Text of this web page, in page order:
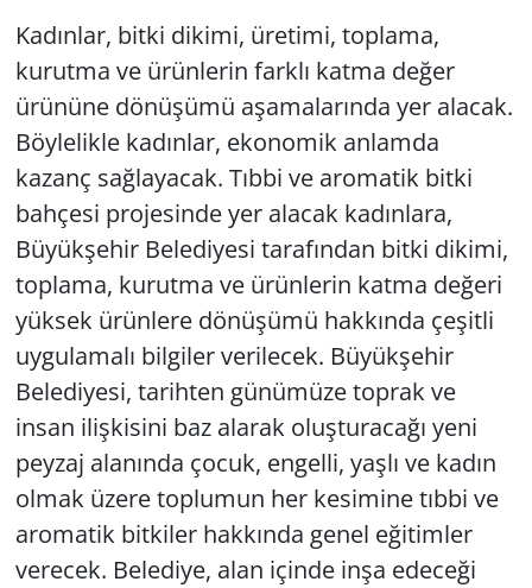
Kadınlar, bitki dikimi, üretimi, toplama,
kurutma ve ürünlerin farklı katma değer
ürününe dönüşümü aşamalarında yer alacak.
Böylelikle kadınlar, ekonomik anlamda
kazanç sağlayacak. Tıbbi ve aromatik bitki
bahçesi projesinde yer alacak kadınlara,
Büyükşehir Belediyesi tarafından bitki dikimi,
toplama, kurutma ve ürünlerin katma değeri
yüksek ürünlere dönüşümü hakkında çeşitli
uygulamalı bilgiler verilecek. Büyükşehir
Belediyesi, tarihten günümüze toprak ve
insan ilişkisini baz alarak oluşturacağı yeni
peyzaj alanında çocuk, engelli, yaşlı ve kadın
olmak üzere toplumun her kesimine tıbbi ve
aromatik bitkiler hakkında genel eğitimler
verecek. Belediye, alan içinde inşa edeceği